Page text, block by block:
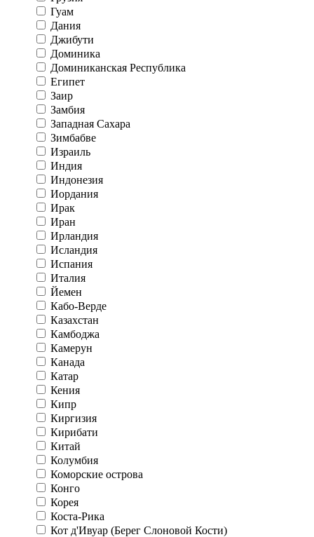
Гуам
Дания
Джибути
Доминика
Доминиканская Республика
Египет
Заир
Замбия
Западная Сахара
Зимбабве
Израиль
Индия
Индонезия
Иордания
Ирак
Иран
Ирландия
Исландия
Испания
Италия
Йемен
Кабо-Верде
Казахстан
Камбоджа
Камерун
Канада
Катар
Кения
Кипр
Киргизия
Кирибати
Китай
Колумбия
Коморские острова
Конго
Корея
Коста-Рика
Кот д'Ивуар (Берег Слоновой Кости)